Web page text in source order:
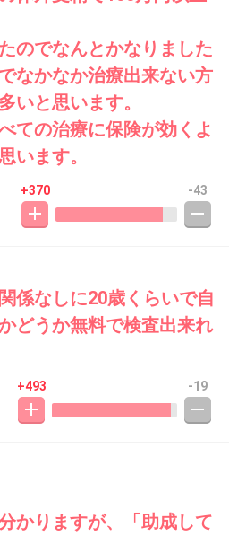
のでなんとかなりました
なかなか治療出来ない方
いと思います。
ての治療に保険が効くよ
います。
+370 -43
係なしに20歳くらいで自
どうか無料で検査出来れ
+493 -19
かりますが、「助成して